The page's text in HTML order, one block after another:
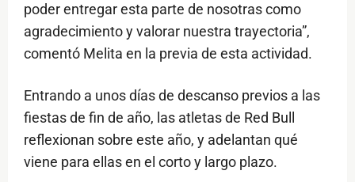
poder entregar esta parte de nosotras como
agradecimiento y valorar nuestra trayectoria”,
comentó Melita en la previa de esta actividad.
Entrando a unos días de descanso previos a las
fiestas de fin de año, las atletas de Red Bull
reflexionan sobre este año, y adelantan qué
viene para ellas en el corto y largo plazo.